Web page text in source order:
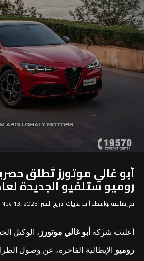
أبو غالي موتورز تُطلق
روميو ستلفيو الجديدة لعام
تم إضافته بواسطة أ ب عربيات تاريخ النشر Nov 13, 2025
أعلنت شركة أبو غالي موتورز ، الوكيل
روميو الإيطالية الفاخرة، عن وصول